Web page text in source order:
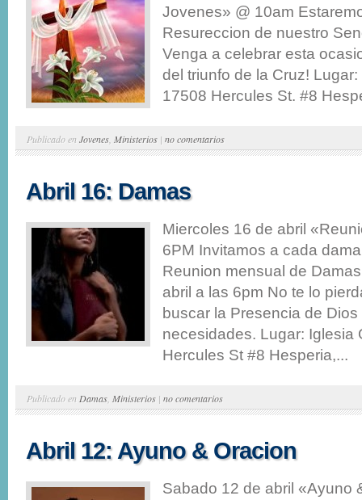
Jovenes» @ 10am
Resureccion de nuestro
Venga a celebrar esta
del triunfo de la Cruz!
17508 Hercules St. #8
Publicado en Jovenes Ministerios | no comentarios
Abril 16: Damas
Miercoles 16 de abril
6PM Invitamos a cada
Reunion mensual de
abril a las 6pm No te lo
buscar la Presencia de
necesidades. Lugar: Iglesia
Hercules St #8 Hesperia,...
Publicado en Damas Ministerios | no comentarios
Abril 12: Ayuno & Oracion
Sabado 12 de abril «Ayuno